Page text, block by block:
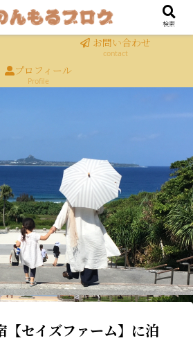
お問い合わせ
contact
プロフィール
Profile
【セイズファーム】に泊
検索